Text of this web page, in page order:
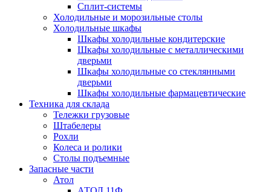
Сплит-системы
Холодильные и морозильные столы
Холодильные шкафы
Шкафы холодильные кондитерские
Шкафы холодильные с металлическими
дверьми
Шкафы холодильные со стеклянными
дверьми
Шкафы холодильные фармацевтические
Техника для склада
Тележки грузовые
Штабелеры
Рохли
Колеса и ролики
Столы подъемные
Запасные части
Атол